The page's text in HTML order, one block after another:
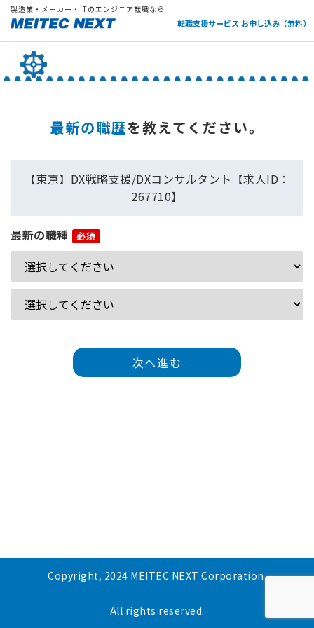
製造業・メーカー・ITのエンジニア転職なら
転職支援サービス お申し込み（無料）
最新の職歴を教えてください。
【東京】DX戦略支援/DXコンサルタント【求人ID：
267710】
最新の職種
次へ進む
Copyright, 2024 MEITEC NEXT Corporation.
All rights reserved.